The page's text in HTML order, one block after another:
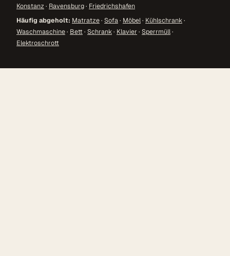
Konstanz· Ravensburg· Friedrichshafen
Häufig abgeholt: Matratze· Sofa· Möbel· Kühlschrank·
Waschmaschine· Bett· Schrank· Klavier · Sperrmüll·
Elektroschrott